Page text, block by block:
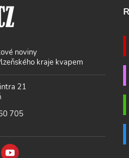
noviny
kraje kvapem
21
705